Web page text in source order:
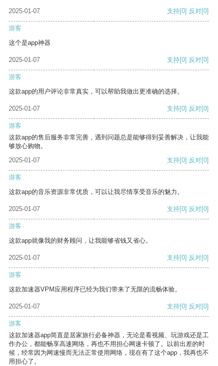
2025-01-07 支持[0] 反对[0]
游客
这个是app神器
2025-01-07 支持[0] 反对[0]
游客
这款app的用户评论非常真实，可以帮助我做出更准确的选择。
2025-01-07 支持[0] 反对[0]
游客
这款app的售后服务非常完善，遇到问题总是能够得到妥善解决，让我能
够放心购物。
2025-01-07
支持[0] 反对[0]
游客
这款app的音乐资源非常优质，可以让我尽情享受音乐的魅力。
2025-01-07 支持[0] 反对[0]
游客
这款app就像我的财务顾问，让我能够省钱又省心。
2025-01-07 支持[0] 反对[0]
游客
这款加速器VPM应用程序已经为我们带来了无限的流畅体验。
2025-01-07 支持[0] 反对[0]
游客
这款加速器app简直是居家旅行必备神器，无论是看视频、玩游戏还是工
作办公，都能畅享高速网络，再也不用担心网速卡顿了。以前出差的时
候，经常因为网速慢而无法正常使用网络，现在有了这个app，我再也不
用担心了。